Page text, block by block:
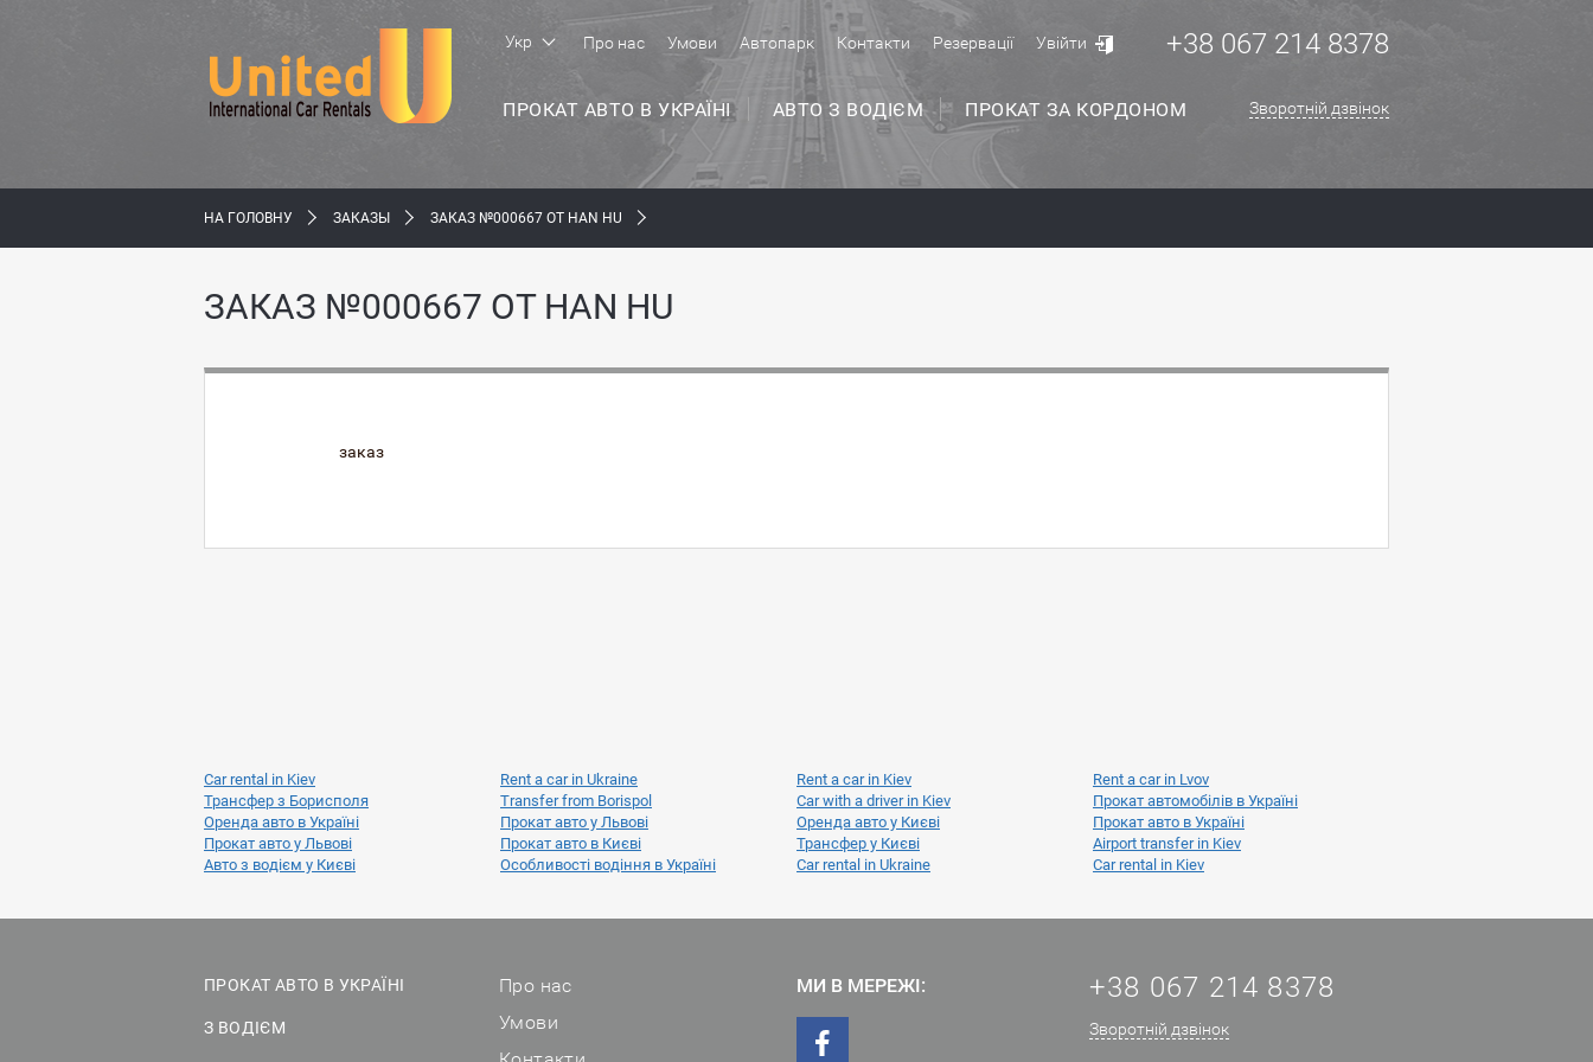
Укр
ПРОКАТ АВТО В УКРАЇНІ АВТО З ВОДІЄМ ПРОКАТ ЗА КОРДОНОМ
Про нас Умови Автопарк Контакти Резервації Увійти +38 067 214 8378
Зворотній дзвінок
НА ГОЛОВНУ ЗАКАЗЫ ЗАКАЗ №000667 ОТ HAN HU
ЗАКАЗ №000667 ОТ HAN HU
заказ
Car rental in Kiev Rent a car in Ukraine Rent a car in Kiev
Rent a car in Lvov
Трансфер з Борисполя
Transfer from Borispol Car with a driver in Kiev
Прокат автомобілів в Україні
Оренда авто в Україні
Прокат авто у Львові Оренда авто у Києві
Прокат авто в Україні
Прокат авто у Львові
Прокат авто в Києві Трансфер у Києві
Airport transfer in Kiev
Авто з водієм у Києві
Особливості водіння в Україні Car rental in Ukraine Car rental in Kiev
ПРОКАТ АВТО В УКРАЇНІ
З ВОДІЄМ
Про нас
Умови
МИ В МЕРЕЖІ: +38 067 214 8378
Зворотній дзвінок